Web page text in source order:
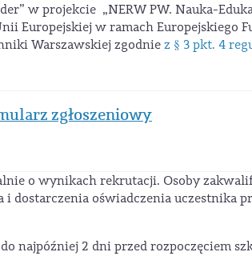
w projekcie „NERW PW. Nauka-
Europejskiej w ramach Europejskiego
Warszawskiej zgodnie z § 3 pkt. 4
zgłoszeniowy
o wynikach rekrutacji. Osoby
dostarczenia oświadczenia uczestnika
najpóźniej 2 dni przed rozpoczęciem